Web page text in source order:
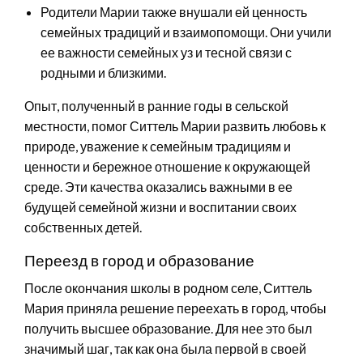
Родители Марии также внушали ей ценность
семейных традиций и взаимопомощи. Они учили
ее важности семейных уз и тесной связи с
родными и близкими.
Опыт, полученный в ранние годы в сельской
местности, помог Ситтель Марии развить любовь к
природе, уважение к семейным традициям и
ценности и бережное отношение к окружающей
среде. Эти качества оказались важными в ее
будущей семейной жизни и воспитании своих
собственных детей.
Переезд в город и образование
После окончания школы в родном селе, Ситтель
Мария приняла решение переехать в город, чтобы
получить высшее образование. Для нее это был
значимый шаг, так как она была первой в своей